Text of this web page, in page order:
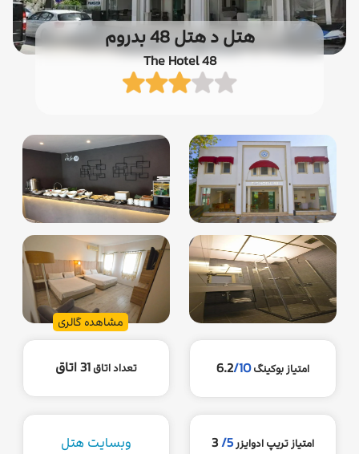
هتل د هتل 48 بدروم
The Hotel 48
مشاهده گالری
امتیاز بوکینگ 6.2/10 تعداد اتاق31 اتاق
امتیاز تریپ ادوایزر5/ وبسایت هتل